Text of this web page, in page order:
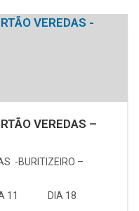
VEREDAS –
-BURITIZEIRO –
11 DIA 18